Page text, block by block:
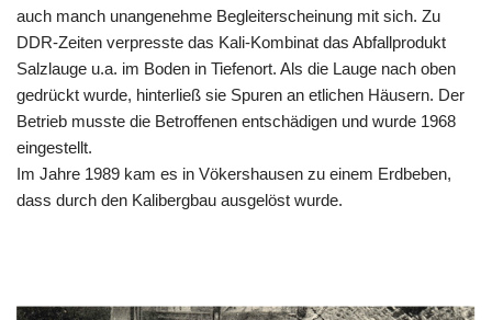
auch manch unangenehme Begleiterscheinung mit sich. Zu
DDR-Zeiten verpresste das Kali-Kombinat das Abfallprodukt
Salzlauge u.a. im Boden in Tiefenort. Als die Lauge nach oben
gedrückt wurde, hinterließ sie Spuren an etlichen Häusern. Der
Betrieb musste die Betroffenen entschädigen und wurde 1968
eingestellt.
Im Jahre 1989 kam es in Vökershausen zu einem Erdbeben,
dass durch den Kalibergbau ausgelöst wurde.